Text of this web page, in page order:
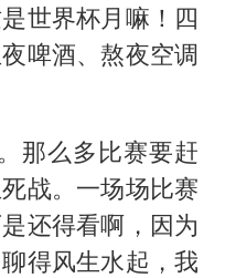
世界杯月嘛！四
啤酒、熬夜空调
那么多比赛要赶
战。一场场比赛
还得看啊，因为
得风生水起，我